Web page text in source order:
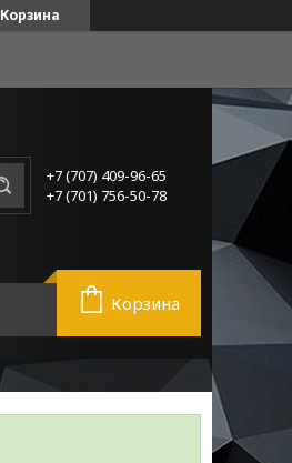
Корзина
+7 (707) 409-96-65
+7 (701) 756-50-78
Корзина